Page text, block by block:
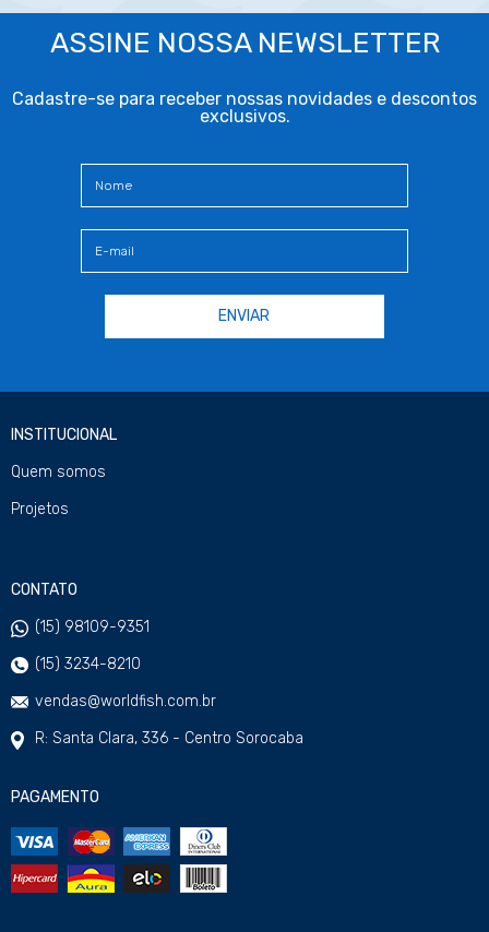
ASSINE NOSSA NEWSLETTER
Cadastre-se para receber nossas novidades e descontos
exclusivos.
INSTITUCIONAL
Quem somos
Projetos
CONTATO
(15) 98109-9351
(15) 3234-8210
vendas@worldfish.com.br
R: Santa Clara, 336 - Centro Sorocaba
PAGAMENTO